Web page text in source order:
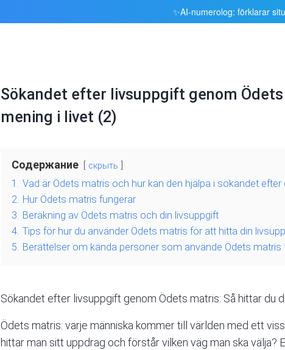
Sökandet efter livsuppgift genom
mening i livet (2)
Содержание скрыть
1. Vad är Ödets matris och hur kan den hjälpa i sökandet efter
2. Hur Ödets matris fungerar
3. Beräkning av Ödets matris och din livsuppgift
4. Tips för hur du använder Ödets matris för att hitta din
5. Berättelser om kända personer som använde Ödets
Sökandet efter livsuppgift genom Ödets matris: Så hittar du
Ödets matris: varje människa kommer till världen med ett
hittar man sitt uppdrag och förstår vilken väg man ska välja?
✨AI‑numerolog: förklarar